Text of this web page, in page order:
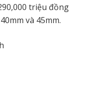
triệu đồng
và 45mm.